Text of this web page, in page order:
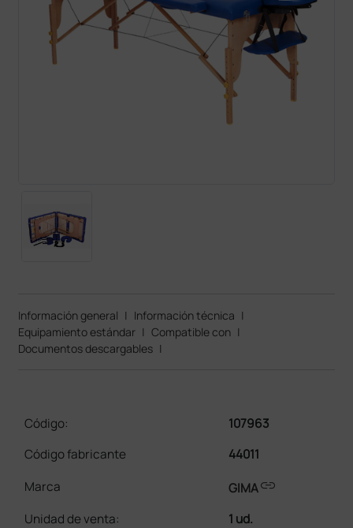
Información general | Información técnica |
Equipamiento estándar | Compatible con |
Documentos descargables |
Código:
107963
Código fabricante
44011
Marca
GIMAlink
Unidad de venta:
1 ud.